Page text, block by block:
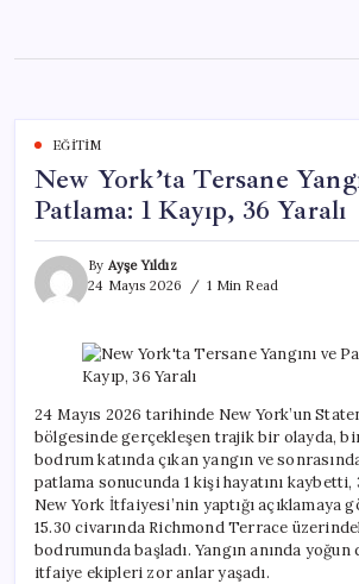
content
EĞITIM
New York’ta Tersane
Patlama: 1 Kayıp, 36 Yaralı
By Ayşe Yıldız
24 Mayıs 2026
1 Min Read
24 Mayıs 2026 tarihinde New York’un
bölgesinde gerçekleşen trajik bir olayda,
bodrum katında çıkan yangın ve
patlama sonucunda 1 kişi hayatını kaybetti,
New York İtfaiyesi’nin yaptığı açıklamaya
15.30 civarında Richmond Terrace
bodrumunda başladı. Yangın anında
itfaiye ekipleri zor anlar yaşadı.